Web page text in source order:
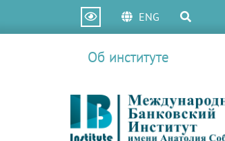
ENG
Об институте